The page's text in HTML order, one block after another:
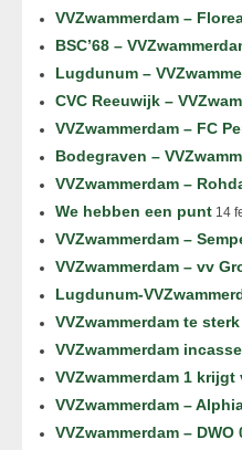
VVZwammerdam –
BSC’68 –
Lugdunum –
CVC Reeuwijk –
VVZwammerdam – FC
Bodegraven –
VVZwammerdam –
We hebben een punt 14
VVZwammerdam –
VVZwammerdam – vv
Lugdunum-
VVZwammerdam te
VVZwammerdam
VVZwammerdam 1
VVZwammerdam –
VVZwammerdam – DWO